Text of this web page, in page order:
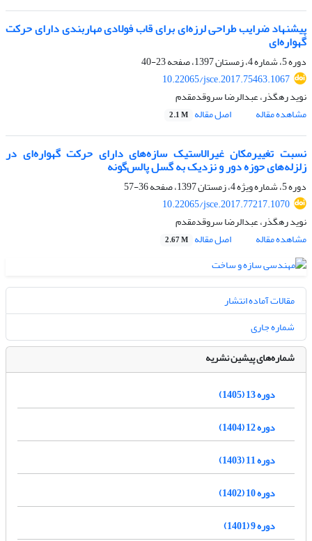
پیشنهاد ضرایب طراحی لرزه‌ای برای قاب فولادی مهاربندی دارای حرکت
گهواره‌ای
دوره 5، شماره 4، زمستان 1397، صفحه
23-40
10.22065/jsce.2017.75463.1067
نوید رهگذر، عبدالرضا سروقدمقدم
مشاهده مقاله
اصل مقاله 2.1 M
نسبت تغییرمکان غیرالاستیک سازه‌های دارای حرکت گهواره‌ای در
زلزله‌های حوزه دور و نزدیک به گسل پالس‌گونه
دوره 5، شماره ویژه 4، زمستان 1397، صفحه
36-57
10.22065/jsce.2017.77217.1070
نوید رهگذر، عبدالرضا سروقدمقدم
مشاهده مقاله
اصل مقاله 2.67 M
مقالات آماده انتشار
شماره جاری
شماره‌های پیشین نشریه
دوره 13 (1405)
دوره 12 (1404)
دوره 11 (1403)
دوره 10 (1402)
دوره 9 (1401)